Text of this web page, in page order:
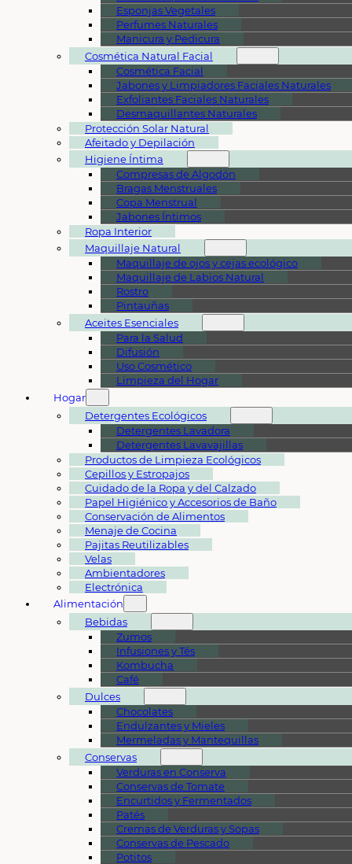
Esponjas Vegetales
Perfumes Naturales
Manicura y Pedicura
Cosmética Natural Facial
Cosmética Facial
Jabones y Limpiadores Faciales Naturales
Exfoliantes Faciales Naturales
Desmaquillantes Naturales
Protección Solar Natural
Afeitado y Depilación
Higiene Íntima
Compresas de Algodón
Bragas Menstruales
Copa Menstrual
Jabones Íntimos
Ropa Interior
Maquillaje Natural
Maquillaje de ojos y cejas ecológico
Maquillaje de Labios Natural
Rostro
Pintauñas
Aceites Esenciales
Para la Salud
Difusión
Uso Cosmético
Limpieza del Hogar
Hogar
Detergentes Ecológicos
Detergentes Lavadora
Detergentes Lavavajillas
Productos de Limpieza Ecológicos
Cepillos y Estropajos
Cuidado de la Ropa y del Calzado
Papel Higiénico y Accesorios de Baño
Conservación de Alimentos
Menaje de Cocina
Pajitas Reutilizables
Velas
Ambientadores
Electrónica
Alimentación
Bebidas
Zumos
Infusiones y Tés
Kombucha
Café
Dulces
Chocolates
Endulzantes y Mieles
Mermeladas y Mantequillas
Conservas
Verduras en Conserva
Conservas de Tomate
Encurtidos y Fermentados
Patés
Cremas de Verduras y Sopas
Conservas de Pescado
Potitos